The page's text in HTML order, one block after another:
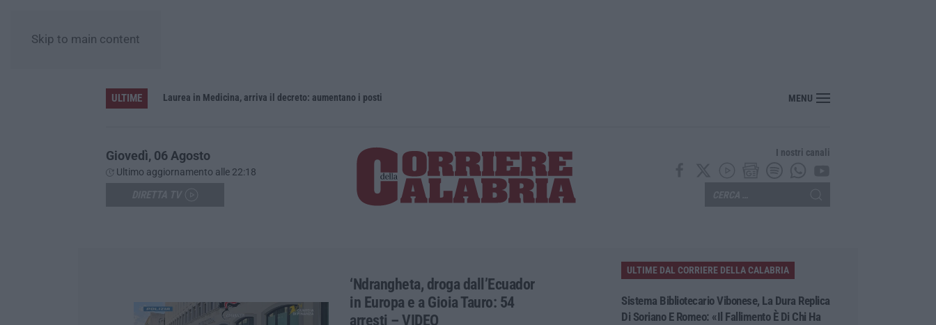
Skip to main content
ULTIME
Sistema bibliotecario vibonese, la dura replica di Soriano e Romeo: «Il fallimento è di chi ha staccato la spina» Laurea in Medicina, arriva il decreto: aumentano i posti La rivista “America Journals” celebra lo stilista Anton Giulio Grande
MENU
Giovedì, 06 Agosto
Ultimo aggiornamento alle 22:18
I nostri canali
‘Ndrangheta, droga dall’Ecuador
in Europa e a Gioia Tauro: 54
arresti – VIDEO
ULTIME DAL CORRIERE DELLA CALABRIA
Sistema Bibliotecario Vibonese, La Dura Replica
Di Soriano E Romeo: «Il Fallimento È Di Chi Ha